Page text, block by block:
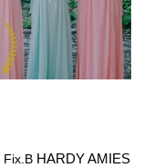
Fix.B HARDY AMIES